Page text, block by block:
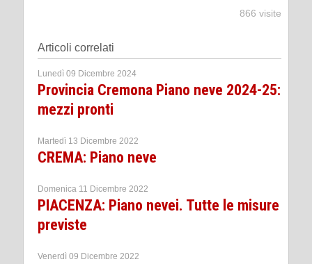
866 visite
Articoli correlati
Lunedì 09 Dicembre 2024
Provincia Cremona Piano neve 2024-25:
mezzi pronti
Martedì 13 Dicembre 2022
CREMA: Piano neve
Domenica 11 Dicembre 2022
PIACENZA: Piano nevei. Tutte le misure
previste
Venerdì 09 Dicembre 2022